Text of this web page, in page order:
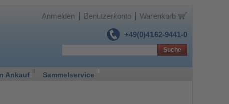
+49(0)4162-9441-0
Anmelden Benutzerkonto Warenkorb
Ankauf Sammelservice
Suche